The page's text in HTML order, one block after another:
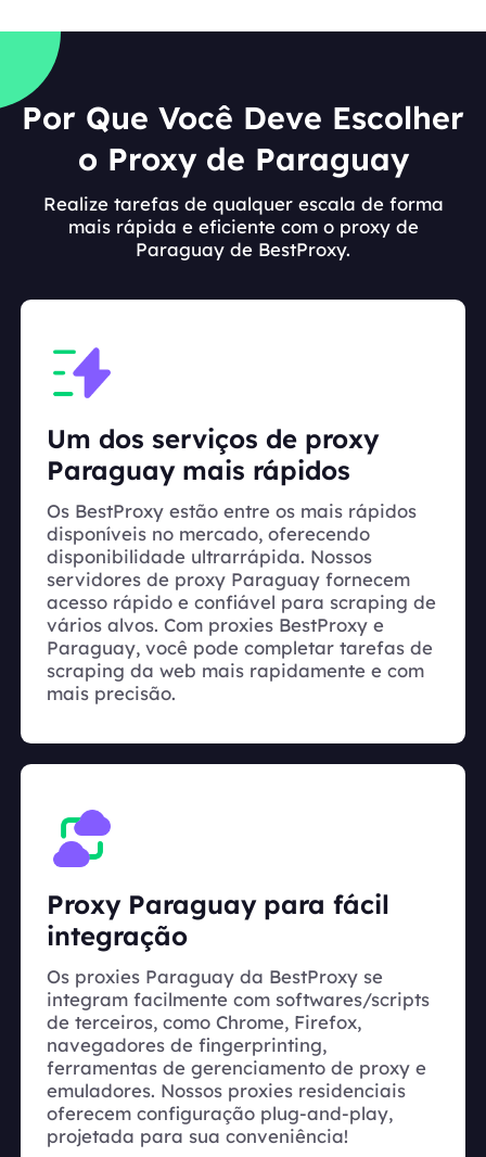
Por Que Você Deve Escolher
o Proxy de Paraguay
Realize tarefas de qualquer escala de forma
mais rápida e eficiente com o proxy de
Paraguay de BestProxy.
Um dos serviços de proxy
Paraguay mais rápidos
Os BestProxy estão entre os mais rápidos
disponíveis no mercado, oferecendo
disponibilidade ultrarrápida. Nossos
servidores de proxy Paraguay fornecem
acesso rápido e confiável para scraping de
vários alvos. Com proxies BestProxy e
Paraguay, você pode completar tarefas de
scraping da web mais rapidamente e com
mais precisão.
Proxy Paraguay para fácil
integração
Os proxies Paraguay da BestProxy se
integram facilmente com softwares/scripts
de terceiros, como Chrome, Firefox,
navegadores de fingerprinting,
ferramentas de gerenciamento de proxy e
emuladores. Nossos proxies residenciais
oferecem configuração plug-and-play,
projetada para sua conveniência!